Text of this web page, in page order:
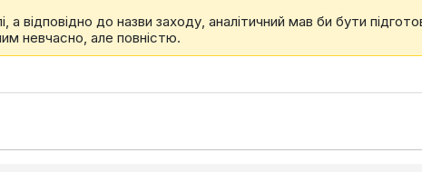
а відповідно до назви заходу, аналітичний мав би бути
невчасно, але повністю.